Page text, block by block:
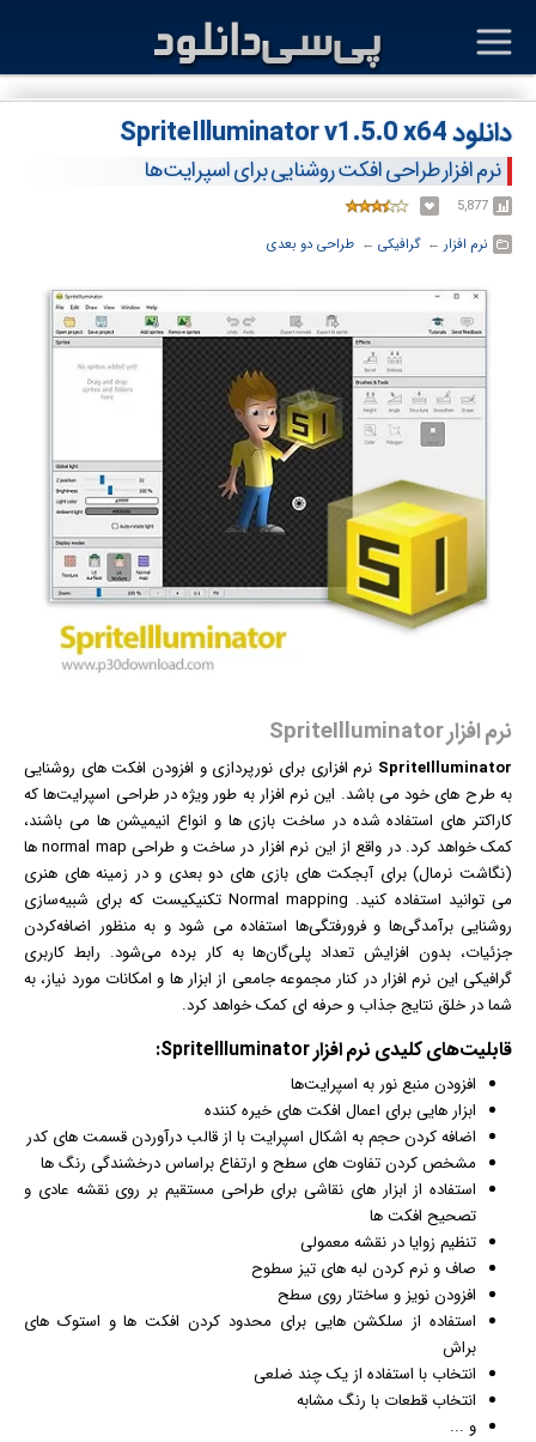
دانلود SpriteIlluminator v1.5.0 x64
نرم افزار طراحی افکت روشنایی برای اسپرایت‌ها
5,877
نرم افزار ← ‏گرافیکی ← ‏ طراحی دو بعدی
نرم افزار SpriteIlluminator
SpriteIlluminator نرم افزاری برای نورپردازی و افزودن افکت های روشنایی
به طرح های خود می باشد. این نرم افزار به طور ویژه در طراحی اسپرایت‌ها که
کاراکتر های استفاده شده در ساخت بازی ها و انواع انیمیشنها می باشند،
کمک خواهد کرد. در واقع از این نرم افزار در ساخت و طراحی normal map ها
(نگاشت نرمال) برای آبجکت های بازی های دو بعدی و در زمینه های هنری
می توانید استفاده کنید. Normal mapping تکنیکیست که برای شبیه‌سازی
روشنایی برآمدگی‌ها و فرورفتگی‌ها استفاده می شود و به منظور اضافه‌کردن
جزئیات، بدون افزایش تعداد پلی‌گان‌ها به کار برده می‌شود. رابط کاربری
گرافیکی این نرم افزار در کنار مجموعه جامعی از ابزار ها و امکانات مورد نیاز، به
شما در خلق نتایج جذاب و حرفه ای کمک خواهد کرد.
قابلیت‌های کلیدی نرم افزار
افزودن منبع نور به اسپرایت‌ها
ابزار هایی برای اعمال افکت های خیره کننده
اضافه کردن حجم به اشکال اسپرایت‌ با از قالب درآوردن قسمت های کدر
مشخص کردن تفاوت های سطح و ارتفاع براساس درخشندگی رنگ ها
استفاده از ابزار های نقاشی برای طراحی مستقیم بر روی نقشه عادی و
تصحیح افکت ها
تنظیم زوایا در نقشه معمولی
صاف و نرم کردن لبه های تیز سطوح
افزودن نویز و ساختار روی سطح
استفاده از سلکشن هایی برای محدود کردن افکت ها و استوک های
براش
انتخاب با استفاده از یک چند ضلعی
انتخاب قطعات با رنگ مشابه
و ...